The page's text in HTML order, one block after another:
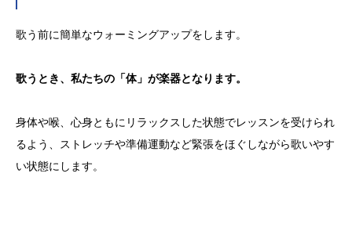
歌う前に簡単なウォーミングアップをします。
歌うとき、私たちの「体」が楽器となります。
身体や喉、心身ともにリラックスした状態でレッスンを受けられ
るよう、ストレッチや準備運動など緊張をほぐしながら歌いやす
い状態にします。